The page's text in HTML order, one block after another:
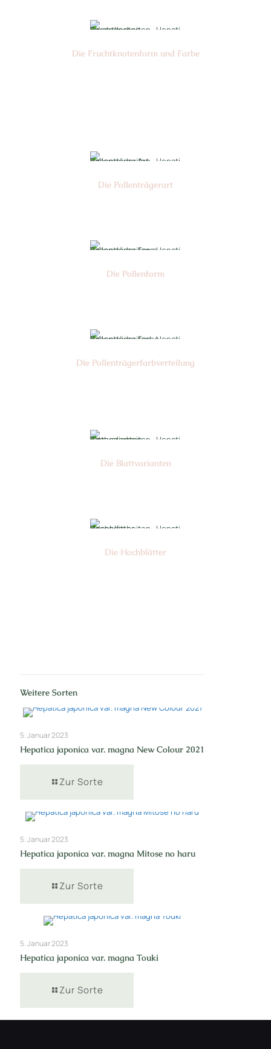
Die Frucht­knotenform und Farbe
Die Pollen­trägerart
Die Pollen­form
Die Pollen­trägerfarb­verteilung
Die Blattvarianten
Die Hochblätter
Weitere Sorten
5. Januar 2023
Hepatica japonica var. magna New Colour 2021
Zur Sorte
5. Januar 2023
Hepatica japonica var. magna Mitose no haru
Zur Sorte
5. Januar 2023
Hepatica japonica var. magna Touki
Zur Sorte